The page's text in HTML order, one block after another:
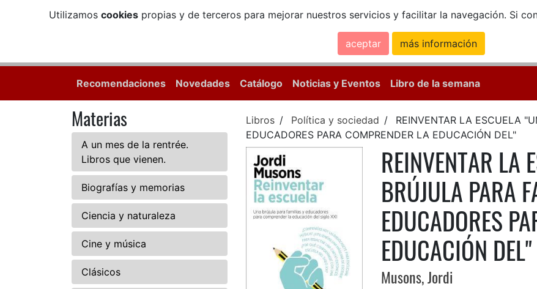
Utilizamos cookiespropias y de terceros para mejorar nuestros servicios y facilitar la navegación. Si
aceptar más información
Recomendaciones Novedades Catálogo Noticias y Eventos Libro de la semana
Materias
A un mes de la rentrée.
Libros que vienen.
Biografías y memorias
Ciencia y naturaleza
Cine y música
Clásicos
Libros Política y sociedad
REINVENTAR LA ESCUELA
EDUCADORES PARA COMPRENDER LA EDUCACIÓN DEL"
REINVENTAR LA
BRÚJULA PARA
EDUCADORES
EDUCACIÓN DEL"
Musons, Jordi